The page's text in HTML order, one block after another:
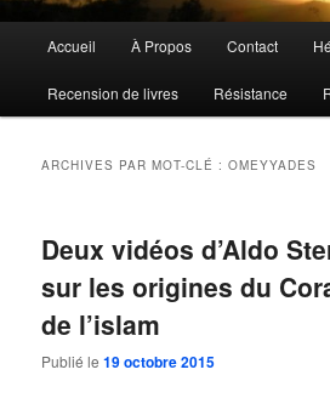
principal
Accueil À Propos Contact
Recension de livres Résistance
ARCHIVES PAR MOT-CLÉ :OMEYYADES
Deux vidéos d’Aldo
sur les origines du
de l’islam
Publié le19 octobre 2015